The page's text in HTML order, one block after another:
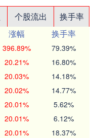
个股流出
换手率
涨幅
换手率
396.89% 79.39%
20.21% 16.80%
20.03% 14.18%
20.02% 14.77%
20.01% 5.62%
20.01% 6.12%
20.01% 18.37%